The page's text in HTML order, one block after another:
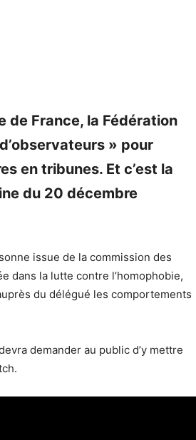
de France, la Fédération
» pour
en tribunes. Et c’est la
du 20 décembre
issue de la commission des
dans la lutte contre l’homophobie,
du délégué les comportements
demander au public d’y mettre